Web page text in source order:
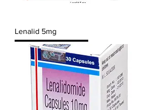
Lenalid 5mg